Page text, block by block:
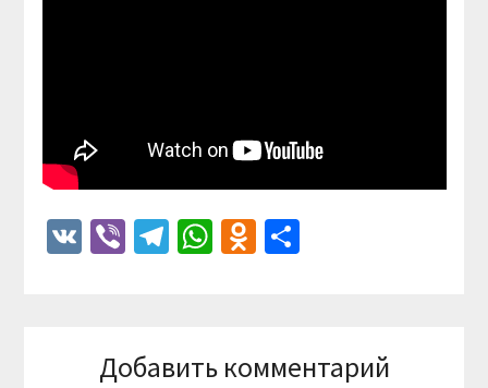
VKViberTelegram
WhatsApp
Odnoklassniki
Отправить
Добавить комментарий